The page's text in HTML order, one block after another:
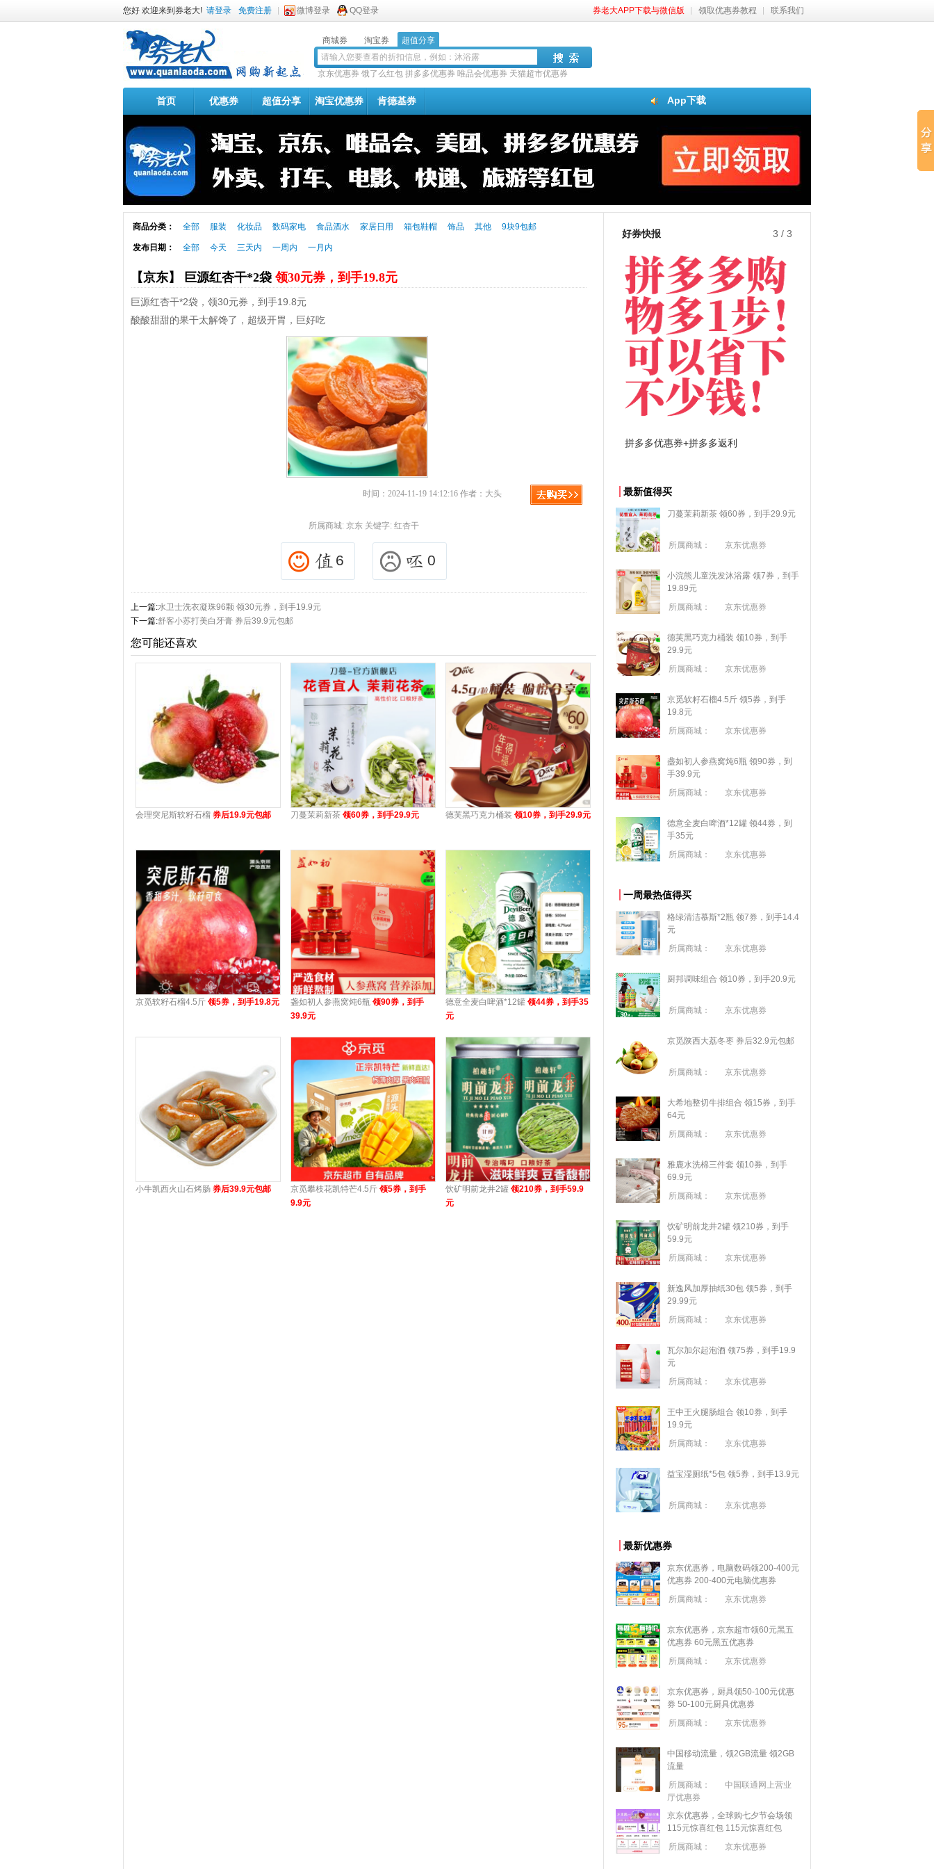
您好 欢迎来到券老大! 请登录 免费注册 微博登录 QQ登录 券老大APP下载与微信版 领取优惠券教程 联系我们
商城券 淘宝券 超值分享
京东优惠券 饿了么红包 拼多多优惠券 唯品会优惠券 天猫超市优惠券
App下载
首页 优惠券 超值分享 淘宝优惠券 肯德基券
商品分类： 全部 服装 化妆品 数码家电 食品酒水 家居日用 箱包鞋帽 饰品 其他 9块9包邮
发布日期： 全部 今天 三天内 一周内 一月内
【京东】 巨源红杏干*2袋领30元券，到手19.8元
巨源红杏干*2袋，领30元券，到手19.8元
酸酸甜甜的果干太解馋了，超级开胃，巨好吃
时间：2024-11-19 14:12:16 作者：大头
所属商城: 京东关键字: 红杏干
6 0
上一篇:水卫士洗衣凝珠96颗 领30元券，到手19.9元
下一篇:舒客小苏打美白牙膏 券后39.9元包邮
您可能还喜欢
会理突尼斯软籽石榴 券后19.9元包邮 刀蔓茉莉新茶 领60券，到手29.9元 德芙黑巧克力桶装 领10券，到手29.9元
京觅软籽石榴4.5斤 领5券，到手19.8元 盏如初人参燕窝炖6瓶 领90券，到手
39.9元
德意全麦白啤酒*12罐 领44券，到手35
元
小牛凯西火山石烤肠 券后39.9元包邮 京觅攀枝花凯特芒4.5斤 领5券，到手
9.9元
饮矿明前龙井2罐 领210券，到手59.9
元
好券快报 3 / 3
淘宝优惠券+淘宝返利 拼多多优惠券+拼多多返利
最新值得买
刀蔓茉莉新茶 领60券，到手29.9元
所属商城： 京东优惠券
小浣熊儿童洗发沐浴露 领7券，到手
19.89元
所属商城：
京东优惠券
德芙黑巧克力桶装 领10券，到手
29.9元
所属商城：
京东优惠券
京觅软籽石榴4.5斤 领5券，到手
19.8元
所属商城：
京东优惠券
盏如初人参燕窝炖6瓶 领90券，到
手39.9元
所属商城：
京东优惠券
德意全麦白啤酒*12罐 领44券，到
手35元
所属商城：
京东优惠券
一周最热值得买
格绿清洁慕斯*2瓶 领7券，到手14.4
元
所属商城：
京东优惠券
厨邦调味组合 领10券，到手20.9元
所属商城： 京东优惠券
京觅陕西大荔冬枣 券后32.9元包邮
所属商城： 京东优惠券
大希地整切牛排组合 领15券，到手
64元
所属商城：
京东优惠券
雅鹿水洗棉三件套 领10券，到手
69.9元
所属商城：
京东优惠券
饮矿明前龙井2罐 领210券，到手
59.9元
所属商城：
京东优惠券
新逸风加厚抽纸30包 领5券，到手
29.99元
所属商城：
京东优惠券
瓦尔加尔起泡酒 领75券，到手19.9
元
所属商城：
京东优惠券
王中王火腿肠组合 领10券，到手
19.9元
所属商城：
京东优惠券
益宝湿厕纸*5包 领5券，到手13.9元
所属商城： 京东优惠券
最新优惠券
京东优惠券，电脑数码领200-400元
优惠券 200-400元电脑优惠券
所属商城：
京东优惠券
京东优惠券，京东超市领60元黑五
优惠券 60元黑五优惠券
所属商城：
京东优惠券
京东优惠券，厨具领50-100元优惠
券 50-100元厨具优惠券
所属商城：
京东优惠券
中国移动流量，领2GB流量 领2GB
流量
所属商城：
中国联通网上营业
厅优惠券
京东优惠券，全球购七夕节会场领
115元惊喜红包 115元惊喜红包
所属商城：
京东优惠券